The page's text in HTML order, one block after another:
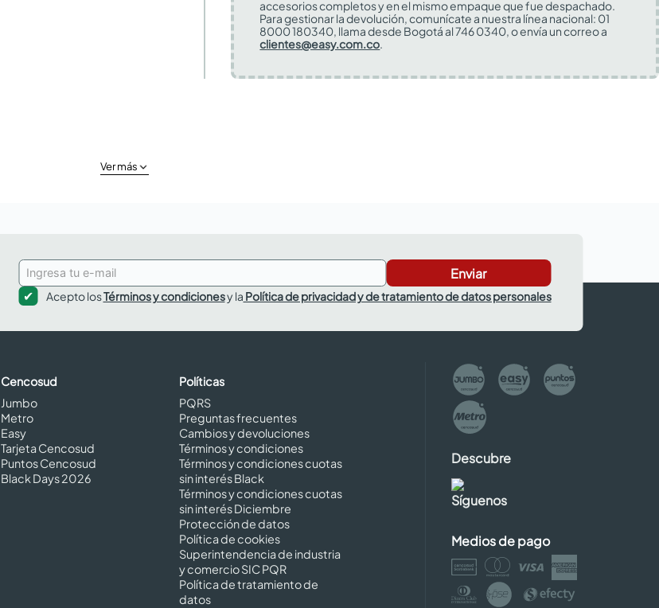
accesorios completos y en el mismo empaque que fue despachado.
Para gestionar la devolución, comunícate a nuestra línea nacional: 01
8000 180340, llama desde Bogotá al 746 0340, o envía un correo a
clientes@easy.com.co.
Ver más
Enviar
Acepto losTérminos y condicionesy la Política de privacidad y de tratamiento de datos personales
Cencosud
Jumbo
Metro
Easy
Tarjeta Cencosud
Puntos Cencosud
Black Days 2026
Políticas
PQRS
Preguntas frecuentes
Cambios y devoluciones
Términos y condiciones
Términos y condiciones cuotas
sin interés Black
Términos y condiciones cuotas
sin interés Diciembre
Protección de datos
Política de cookies
Superintendencia de industria
y comercio SIC PQR
Política de tratamiento de
datos
Descubre
Síguenos
Medios de pago